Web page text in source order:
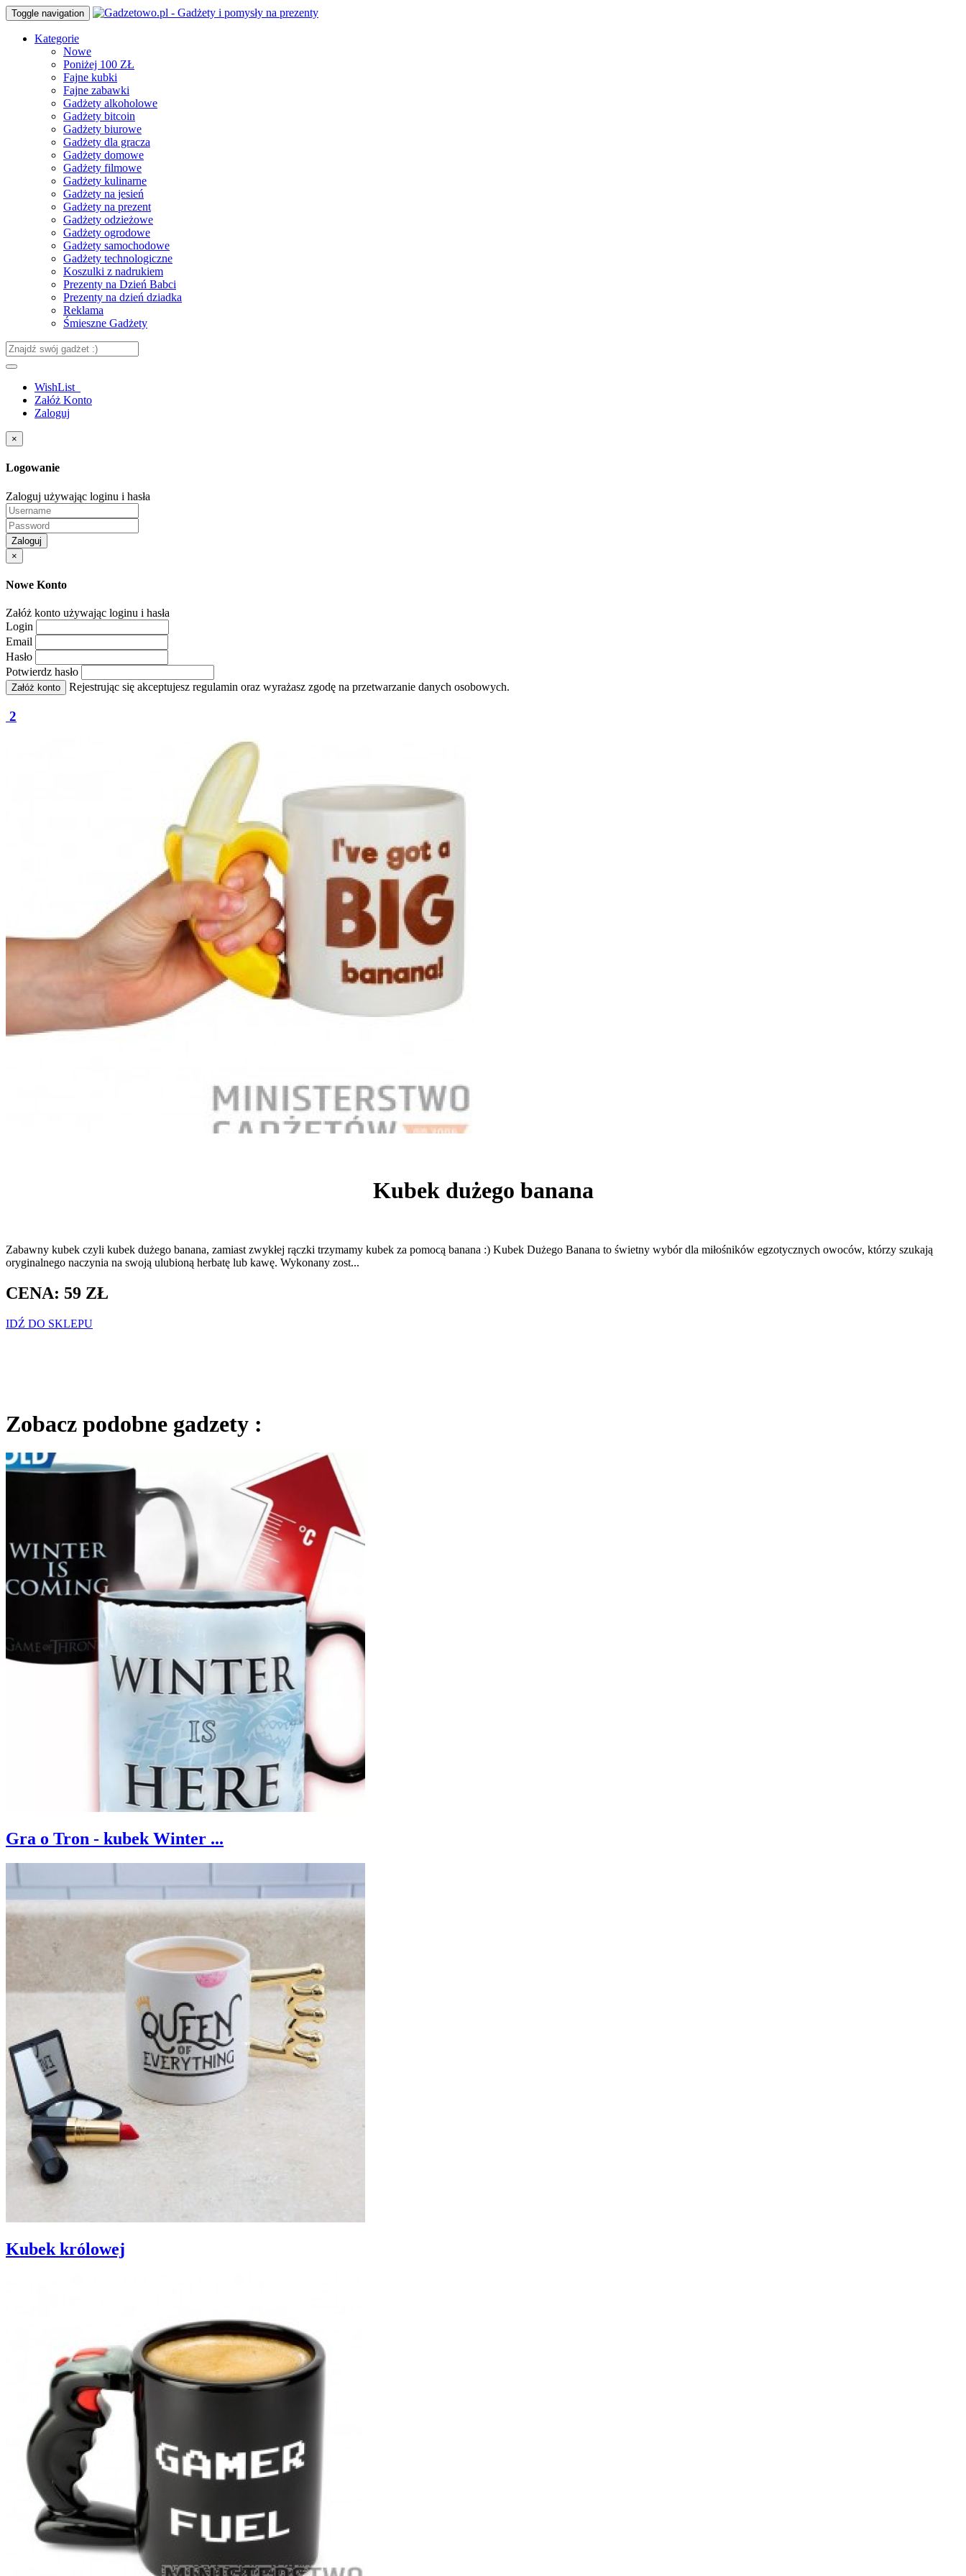
Toggle navigation
Kategorie
Nowe
Poniżej 100 ZŁ
Fajne kubki
Fajne zabawki
Gadżety alkoholowe
Gadżety bitcoin
Gadżety biurowe
Gadżety dla gracza
Gadżety domowe
Gadżety filmowe
Gadżety kulinarne
Gadżety na jesień
Gadżety na prezent
Gadżety odzieżowe
Gadżety ogrodowe
Gadżety samochodowe
Gadżety technologiczne
Koszulki z nadrukiem
Prezenty na Dzień Babci
Prezenty na dzień dziadka
Reklama
Śmieszne Gadżety
WishList
Załóż Konto
Zaloguj
×
Logowanie
Zaloguj używając loginu i hasła
Zaloguj
×
Nowe Konto
Załóż konto używając loginu i hasła
Login
Email
Hasło
Potwierdz hasło
Załóż konto Rejestrując się akceptujesz regulamin oraz wyrażasz zgodę na przetwarzanie danych osobowych.
2
Kubek dużego banana
Zabawny kubek czyli kubek dużego banana, zamiast zwykłej rączki trzymamy kubek za pomocą banana :) Kubek Dużego Banana to świetny wybór dla miłośników egzotycznych owoców, którzy szukają
oryginalnego naczynia na swoją ulubioną herbatę lub kawę. Wykonany zost...
CENA: 59 ZŁ
IDŹ DO SKLEPU
Zobacz podobne gadzety :
Gra o Tron - kubek Winter ...
Kubek królowej